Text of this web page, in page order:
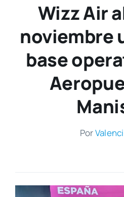
Wizz Air
noviembre
base
Por